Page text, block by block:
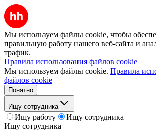
Мы используем файлы cookie, чтобы
правильную работу нашего веб-сайта и
трафик.
Правила использования файлов cookie
Мы используем файлы cookie. Правила
файлов cookie
Понятно
Ищу сотрудника
Ищу работу
Ищу сотрудника
Ищу сотрудника